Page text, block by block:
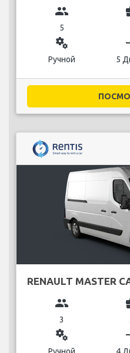
group
5
miscellaneous_services
Ручной 5
RENAULT MASTER
group
3
miscellaneous_services